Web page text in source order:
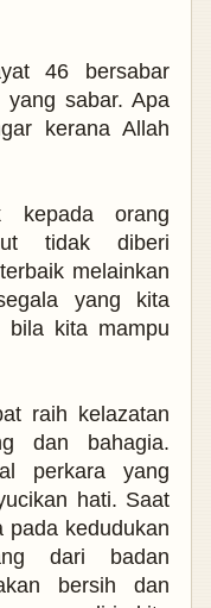
46 bersabar
yang sabar. Apa
kerana Allah
kepada orang
tidak diberi
melainkan
yang kita
bila kita mampu
raih kelazatan
dan bahagia.
perkara yang
hati. Saat
pada kedudukan
dari badan
bersih dan